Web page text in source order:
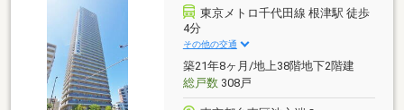
末完成予定）・システムキッチン交換(ビルトイン食洗
機、浄水器一体型水栓、ディスポーザー)・ユニットバ
ス交換(浴室乾燥機、追い焚き機能付き)・洗面化粧台
交換・トイレ交換・フローリング全面貼替・ハウスク
リーニング等
東京メトロ千代田線 根津駅 徒歩
4分
その他の交通
築21年8ヶ月/地上38階地下2階建
総戸数308戸